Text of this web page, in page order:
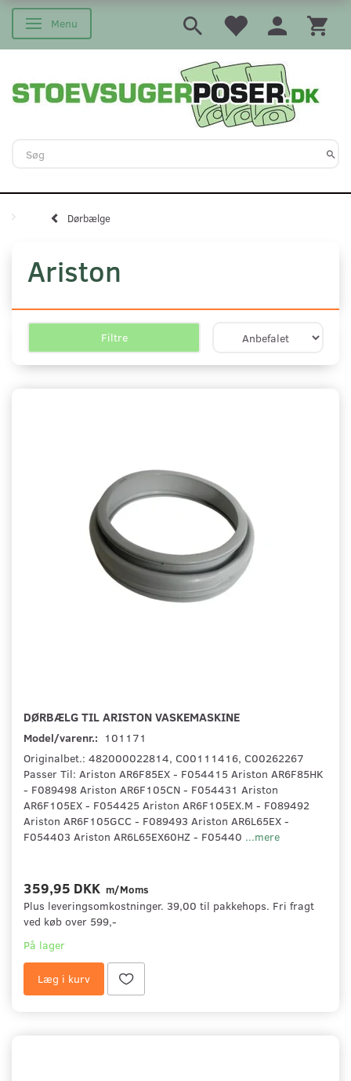
Skifte navigation
Menu
Dørbælge
Ariston
Filtre
DØRBÆLG TIL ARISTON VASKEMASKINE
Model/varenr.: 101171
Originalbet.: 482000022814, C00111416, C00262267
Passer Til: Ariston AR6F85EX - F054415 Ariston AR6F85HK
- F089498 Ariston AR6F105CN - F054431 Ariston
AR6F105EX - F054425 Ariston AR6F105EX.M - F089492
Ariston AR6F105GCC - F089493 Ariston AR6L65EX -
F054403 Ariston AR6L65EX60HZ - F05440 ...mere
359,95 DKK m/Moms
Plus leveringsomkostninger. 39,00 til pakkehops. Fri fragt
ved køb over 599,-
På lager
Læg i kurv